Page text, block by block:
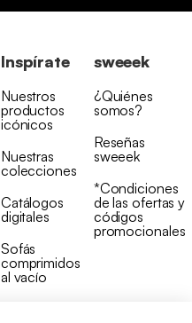
Inspírate
Nuestros
productos
icónicos
Nuestras
colecciones
Catálogos
digitales
Sofás
comprimidos
al vacío
sweeek
¿Quiénes
somos?
Reseñas
sweeek
*Condiciones
de las ofertas y
códigos
promocionales